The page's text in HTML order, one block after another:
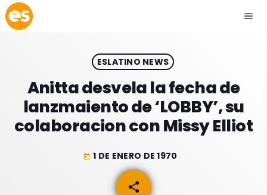
menu
play_arrow EMISIÓN LA PAZ
play_arrow EMISIÓN COCHABAMBA
ESLATINO NEWS
Anitta desvela la fecha de
lanzmaiento de ‘LOBBY’, su
colaboracion con Missy Elliot
today 1 DE ENERO DE 1970
share
email